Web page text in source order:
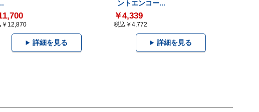
￥12,870
詳細を見る
ントエンコー...
￥4,339
税込￥4,772
詳細を見る